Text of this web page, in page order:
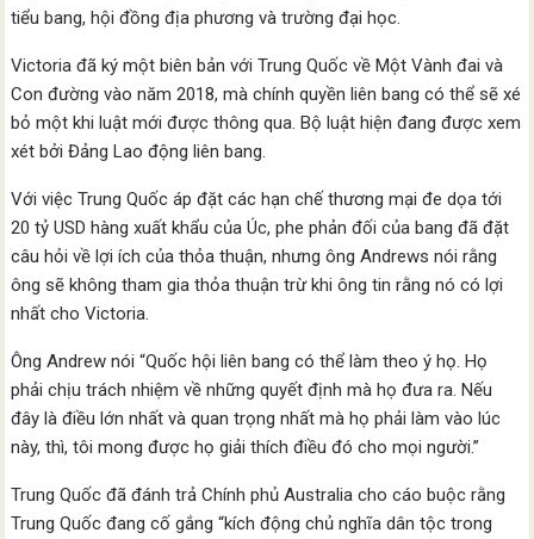
tiểu bang, hội đồng địa phương và trường đại học.
Victoria đã ký một biên bản với Trung Quốc về Một ​​Vành đai và
Con đường vào năm 2018, mà chính quyền liên bang có thể sẽ xé
bỏ một khi luật mới được thông qua. Bộ luật hiện đang được xem
xét bởi Đảng Lao động liên bang.
Với việc Trung Quốc áp đặt các hạn chế thương mại đe dọa tới
20 tỷ USD hàng xuất khẩu của Úc, phe phản đối của bang đã đặt
câu hỏi về lợi ích của thỏa thuận, nhưng ông Andrews nói rằng
ông sẽ không tham gia thỏa thuận trừ khi ông tin rằng nó có lợi
nhất cho Victoria.
Ông Andrew nói “Quốc hội liên bang có thể làm theo ý họ. Họ
phải chịu trách nhiệm về những quyết định mà họ đưa ra. Nếu
đây là điều lớn nhất và quan trọng nhất mà họ phải làm vào lúc
này, thì, tôi mong được họ giải thích điều đó cho mọi người.”
Trung Quốc đã đánh trả Chính phủ Australia cho cáo buộc rằng
Trung Quốc đang cố gắng “kích động chủ nghĩa dân tộc trong